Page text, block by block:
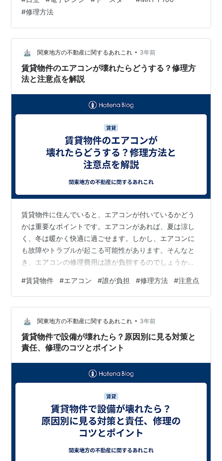
一「壊れたかも…」というとき、どうすればいいのでし
ょうか？ 日立 2in1トースターレンジ 15L MRT-F100 H チ
ャコールグレー パン専用モード 単機能レンジ グリル調
理 ワイド庫内 1000W 温度調節4段階 日立(HITACHI)
Amazon 日立 2in1トースター…
#修理方法
関東地方の不動産に関するあれこれ • 3年前
賃貸物件のエアコンが壊れたらどうする？修理方
法と注意点を解説
賃貸物件に住んでいると、エアコンが付いているかどう
かは重要なポイントです。エアコンがあれば、夏は涼し
く、冬は暖かく快適に過ごせます。しかし、エアコンに
も故障やトラブルが起こる可能性があります。そんなと
き、エアコンの修理費用は誰が負担するのでしょうか？
ょうか？この記事では、賃貸物件にエアコンが付いてい
るメリットと、エアコンの修理に関する情報をお伝えし
ます。 賃貸物件にエアコンが付いているメリット 賃貸物
件にエアコンが付いているメリットは、以下のようなも
のがあります。 節電や省エネになる エアコンは、室内の
温度や湿度を調整することで、快適な環境を作…
#賃貸物件 #エアコン #誰が負担 #修理方法 #注意点
関東地方の不動産に関するあれこれ • 3年前
賃貸物件で設備が壊れたら？原因別に見る対策と
責任、修理のコツとポイント